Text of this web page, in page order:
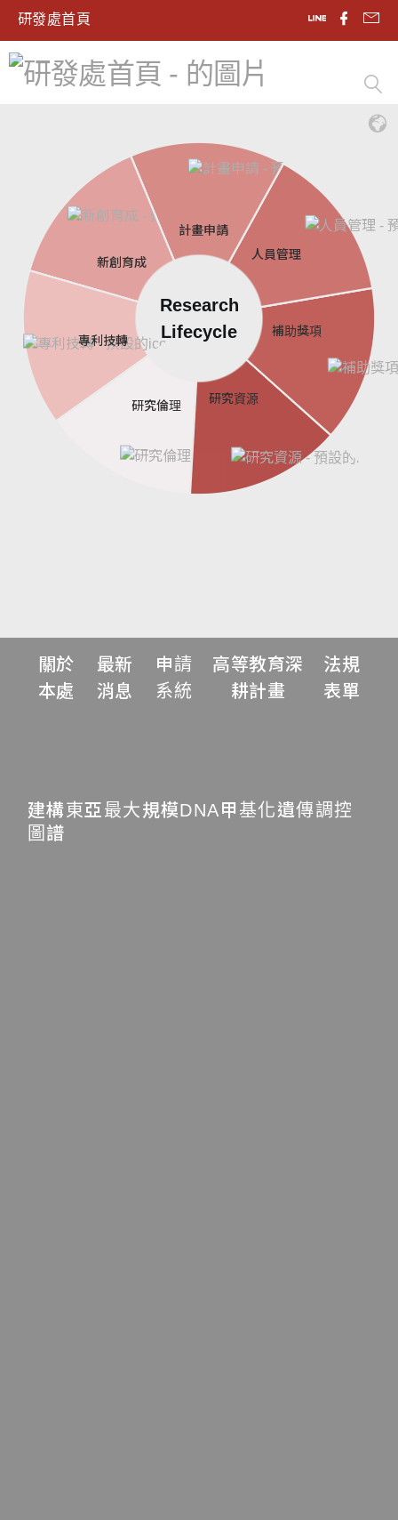
研發處首頁
計畫申請
人員管理
補助獎項
研究資源
研究倫理
專利技轉
新創育成
Research
Lifecycle
關於
本處
最新
消息
申請
系統
高等教育深
耕計畫
法規
表單
建構東亞最大規模DNA甲基化遺傳調控
圖譜